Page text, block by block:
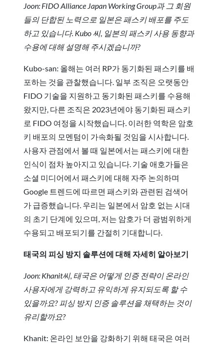
Joon: FIDO Alliance Japan Working Group과 그 회원
들의 단합된 노력으로 일본은 패스키 배포를 주도
하고 있습니다. Kubo 씨, 일본의 패스키 사용 동향과
수용에 대해 설명해 주시겠습니까?
Kubo-san: 올해는 여러 RP가 동기화된 패스키를 배
포하는 것을 관찰했습니다. 일부 조직은 오랫동안
FIDO 기술을 지원하고 동기화된 패스키를 수용해
왔지만, 다른 조직은 2023년에야 동기화된 패스키
로 FIDO 여정을 시작했습니다. 이러한 역학은 암호
키 배포의 모멘텀이 가속화될 것임을 시사합니다.
사용자 관점에서 볼 때 일본에서는 패스키에 대한
인식이 점차 높아지고 있습니다. 기술 애호가들은
소셜 미디어에서 패스키에 대해 자주 논의하며
Google 트렌드에 따르면 패스키와 관련된 검색어
가 급증했습니다. 우리는 일본에서 암호 없는 시대
의 초기 단계에 있으며, 저는 암호가 더 광범위하게
수용되고 배포되기를 간절히 기대합니다.
태국의 피싱 방지 솔루션에 대해 자세히 알아보기
Joon: Khanit씨, 태국은 어떻게 인증 전략이 온라인
사용자에게 강력하고 유익하게 유지되도록 할 수
있을까요? 피싱 방지 인증 솔루션을 채택하는 것이
유리할까요?
Khanit: 온라인 보안을 강화하기 위해 태국은 여러